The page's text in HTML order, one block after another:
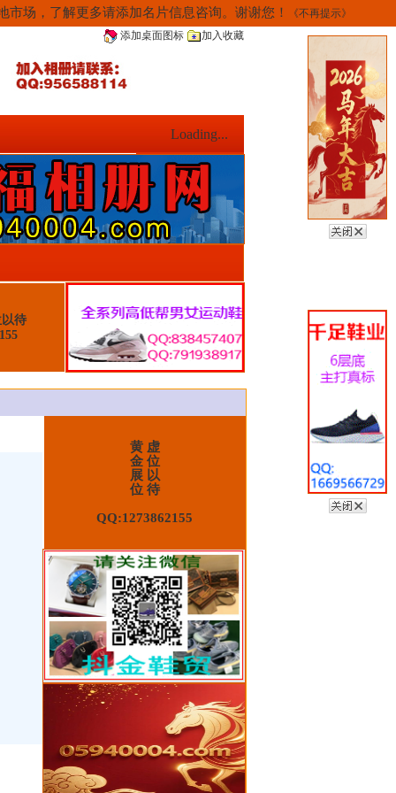
场，了解更多请添加名片信息咨询。谢谢您！
《不再提示》
添加桌面图标
加入收藏
Loading...
待
黄 虚
金 位
展 以
位 待
QQ:1273862155